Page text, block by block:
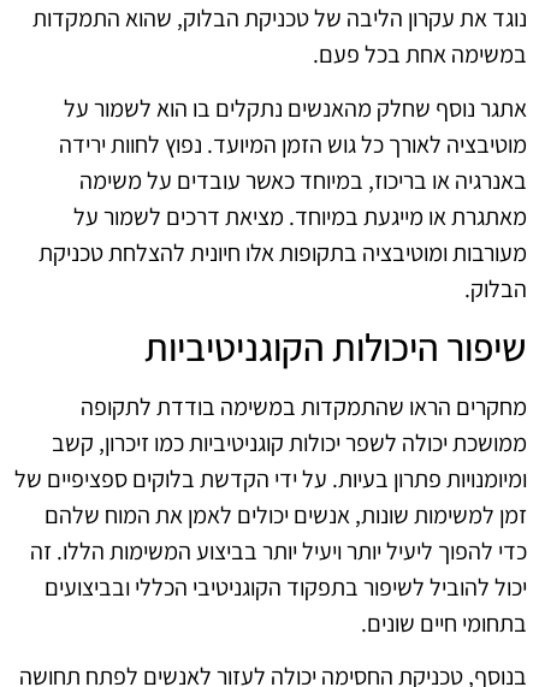
נוגד את עקרון הליבה של טכניקת הבלוק, שהוא התמקדות
במשימה אחת בכל פעם.
אתגר נוסף שחלק מהאנשים נתקלים בו הוא לשמור על
מוטיבציה לאורך כל גוש הזמן המיועד. נפוץ לחוות ירידה
באנרגיה או בריכוז, במיוחד כאשר עובדים על משימה
מאתגרת או מייגעת במיוחד. מציאת דרכים לשמור על
מעורבות ומוטיבציה בתקופות אלו חיונית להצלחת טכניקת
הבלוק.
שיפור היכולות הקוגניטיביות
מחקרים הראו שהתמקדות במשימה בודדת לתקופה
ממושכת יכולה לשפר יכולות קוגניטיביות כמו זיכרון, קשב
ומיומנויות פתרון בעיות. על ידי הקדשת בלוקים ספציפיים של
זמן למשימות שונות, אנשים יכולים לאמן את המוח שלהם
כדי להפוך ליעיל יותר ויעיל יותר בביצוע המשימות הללו. זה
יכול להוביל לשיפור בתפקוד הקוגניטיבי הכללי ובביצועים
בתחומי חיים שונים.
בנוסף, טכניקת החסימה יכולה לעזור לאנשים לפתח תחושה